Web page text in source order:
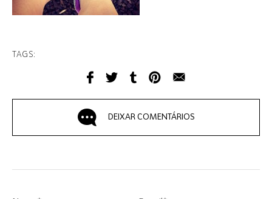
TAGS:
DEIXAR COMENTÁRIOS